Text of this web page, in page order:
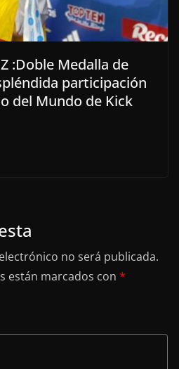
:Doble Medalla de
participación
del Mundo de Kick
no será publicada.
están marcados con *